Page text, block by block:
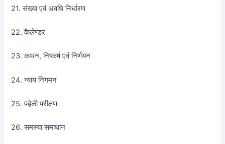
21. संख्या एवं अवधि निर्धारण
22. कैलेण्डर
23. कथन, निष्कर्ष एवं निर्णयन
24. न्याय निगमन
25. पहेली परीक्षण
26. समस्या समाधान